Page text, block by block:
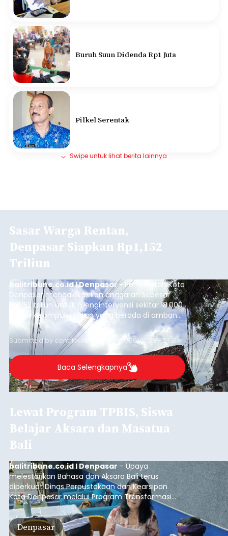
Buruh Suun Didenda Rp1 Juta
Pilkel Serentak
Swipe untuk lihat berita lainnya
Sasar Warga Rentan,
Denpasar Siapkan Rp1,152
Triliun
balitribune.co.id I Denpasar - Pemerintah Kota
Denpasar mengalokasikan anggaran sebesar
Rp1,152 triliun untuk mengintervensi sekitar 18.000
warga kelompok rentan yang berada di ambang
garis kemiskinan. Langkah strategis ini diambil
guna menjaga masyarakat yang berada pada
kelompok desil 5 dan 6 tersebut agar tidak
merosot ke kategori miskin.
Submitted by contributor Thu, 08/06/2026 - 21:31
Baca Selengkapnya
Lewat Program TPBIS, Siswa
Belajar Aksara dan Masatua
Bali
balitribune.co.id I Denpasar – Upaya
melestarikan Bahasa dan Aksara Bali terus
diperkuat Dinas Perpustakaan dan Kearsipan
Kota Denpasar melalui Program Transformasi
Perpustakaan Berbasis Inklusi Sosial (TPBIS).
Tahun ini, sebanyak 63 siswa kelas IV dan V SD
Negeri 17 Dangin Puri mendapat pelatihan
Denpasar